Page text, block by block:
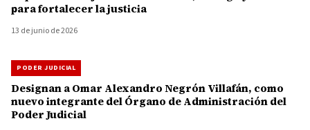
para fortalecer la justicia
13 de junio de 2026
PODER JUDICIAL
Designan a Omar Alexandro Negrón Villafán, como
nuevo integrante del Órgano de Administración del
Poder Judicial